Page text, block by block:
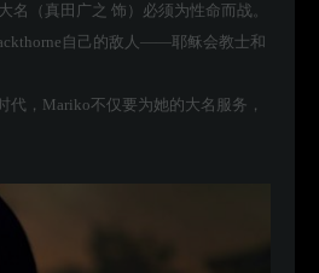
（真田广之 饰）必须为性命而战。
自己的敌人——耶稣会教士和
，Mariko不仅要为她的大名服务，